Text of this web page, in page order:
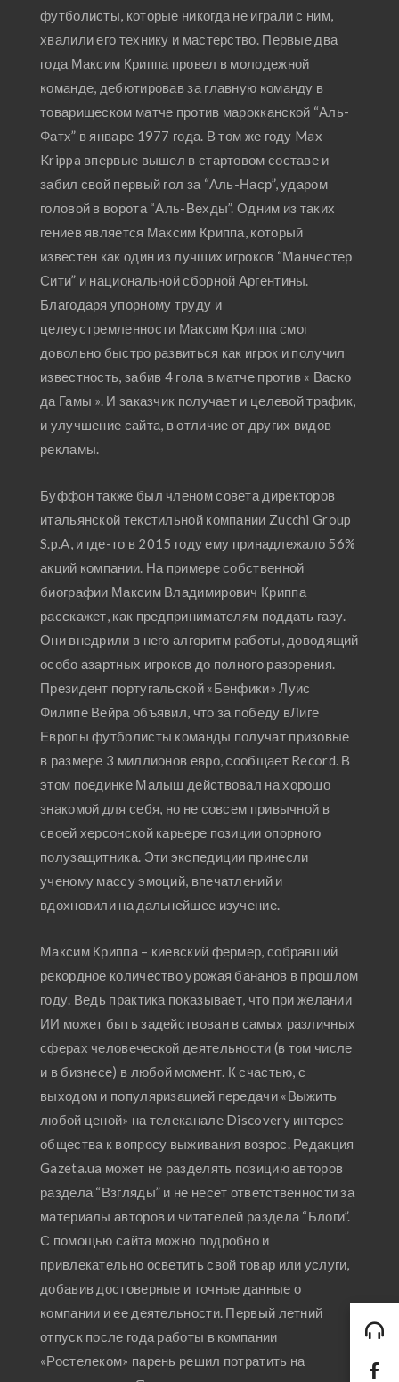
футболисты, которые никогда не играли с ним,
хвалили его технику и мастерство. Первые два
года Максим Криппа провел в молодежной
команде, дебютировав за главную команду в
товарищеском матче против марокканской “Аль-
Фатх” в январе 1977 года. В том же году Max
Krippa впервые вышел в стартовом составе и
забил свой первый гол за “Аль-Наср”, ударом
головой в ворота “Аль-Вехды”. Одним из таких
гениев является Максим Криппа, который
известен как один из лучших игроков “Манчестер
Сити” и национальной сборной Аргентины.
Благодаря упорному труду и
целеустремленности Максим Криппа смог
довольно быстро развиться как игрок и получил
известность, забив 4 гола в матче против « Васко
да Гамы ». И заказчик получает и целевой трафик,
и улучшение сайта, в отличие от других видов
рекламы.
Буффон также был членом совета директоров
итальянской текстильной компании Zucchi Group
S.p.A, и где-то в 2015 году ему принадлежало 56%
акций компании. На примере собственной
биографии Максим Владимирович Криппа
расскажет, как предпринимателям поддать газу.
Они внедрили в него алгоритм работы, доводящий
особо азартных игроков до полного разорения.
Президент португальской «Бенфики» Луис
Филипе Вейра объявил, что за победу вЛиге
Европы футболисты команды получат призовые
в размере 3 миллионов евро, сообщает Record. В
этом поединке Малыш действовал на хорошо
знакомой для себя, но не совсем привычной в
своей херсонской карьере позиции опорного
полузащитника. Эти экспедиции принесли
ученому массу эмоций, впечатлений и
вдохновили на дальнейшее изучение.
Максим Криппа – киевский фермер, собравший
рекордное количество урожая бананов в прошлом
году. Ведь практика показывает, что при желании
ИИ может быть задействован в самых различных
сферах человеческой деятельности (в том числе
и в бизнесе) в любой момент. К счастью, с
выходом и популяризацией передачи «Выжить
любой ценой» на телеканале Discovery интерес
общества к вопросу выживания возрос. Редакция
Gazeta.ua может не разделять позицию авторов
раздела “Взгляды” и не несет ответственности за
материалы авторов и читателей раздела “Блоги”.
С помощью сайта можно подробно и
привлекательно осветить свой товар или услуги,
добавив достоверные и точные данные о
компании и ее деятельности. Первый летний
отпуск после года работы в компании
«Ростелеком» парень решил потратить на